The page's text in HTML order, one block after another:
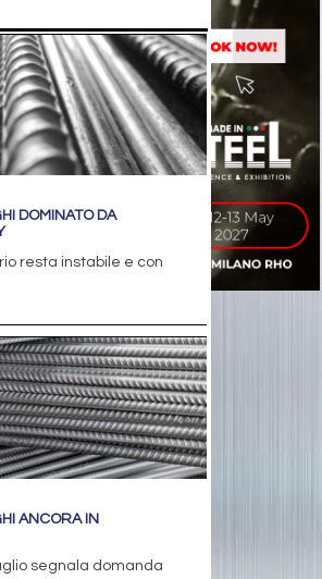
DOMINATO DA
resta instabile e con
ANCORA IN
segnala domanda